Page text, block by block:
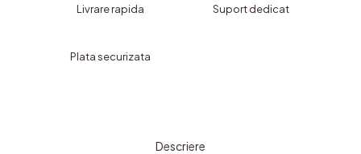
Livrare rapida Suport dedicat
Plata securizata
Descriere